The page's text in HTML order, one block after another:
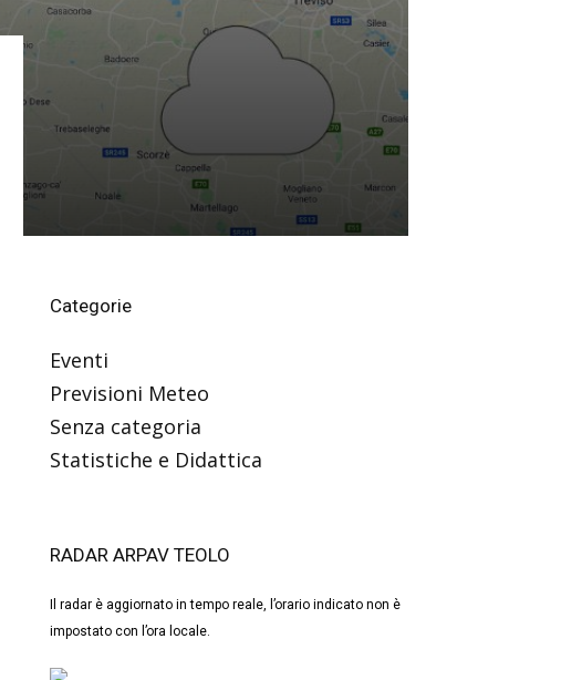
Categorie
Eventi
Previsioni Meteo
Senza categoria
Statistiche e Didattica
RADAR ARPAV TEOLO
Il radar è aggiornato in tempo reale, l’orario indicato non è
impostato con l’ora locale.